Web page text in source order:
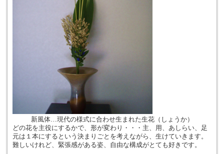
新風体…現代の様式に合わせ生まれた生花（しょうか）
どの花を主役にするかで、形が変わり・・・主、用、あしらい、足
元は１本にするという決まりごとを考えながら、生けていきます。
難しいけれど、緊張感がある姿、自由な構成がとても好きです。